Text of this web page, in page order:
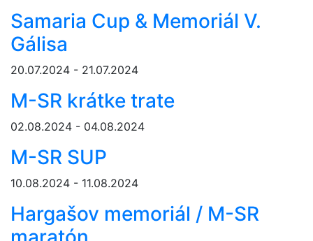
Samaria Cup & Memoriál V.
Gálisa
20.07.2024 - 21.07.2024
M-SR krátke trate
02.08.2024 - 04.08.2024
M-SR SUP
10.08.2024 - 11.08.2024
Hargašov memoriál / M-SR